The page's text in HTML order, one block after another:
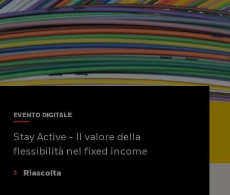
EVENTO DIGITALE
Stay Active - Il valore della
flessibilità nel fixed income
Riascolta